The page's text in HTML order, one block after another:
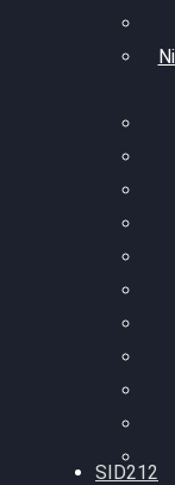
SID212